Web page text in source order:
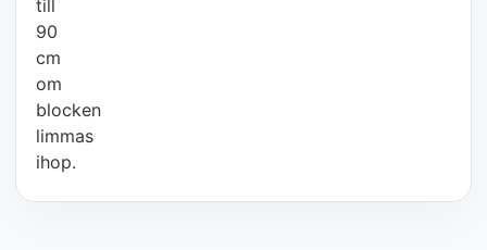
till
90
cm
om
blocken
limmas
ihop.